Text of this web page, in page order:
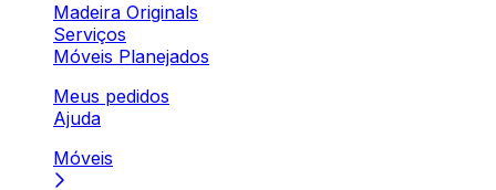
Madeira Originals
Serviços
Móveis Planejados
Meus pedidos
Ajuda
Móveis